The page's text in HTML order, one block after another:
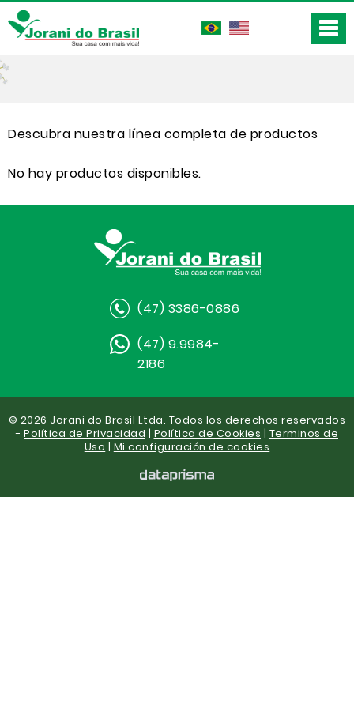
Descubra nuestra línea completa de productos
No hay productos disponibles.
(47) 3386-0886
(47) 9.9984-
2186
© 2026 Jorani do Brasil Ltda. Todos los derechos reservados
- Política de Privacidad | Política de Cookies | Terminos de
Uso | Mi configuración de cookies